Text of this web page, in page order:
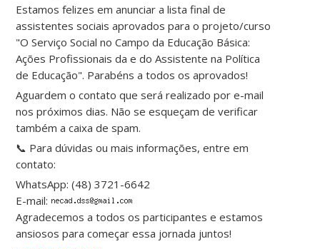
Estamos felizes em anunciar a lista final de
assistentes sociais aprovados para o projeto/curso
"O Serviço Social no Campo da Educação Básica:
Ações Profissionais da e do Assistente na Política
de Educação". Parabéns a todos os aprovados!
Aguardem o contato que será realizado por e-mail
nos próximos dias. Não se esqueçam de verificar
também a caixa de spam.
📞 Para dúvidas ou mais informações, entre em
contato:
WhatsApp: (48) 3721-6642
E-mail:
Agradecemos a todos os participantes e estamos
ansiosos para começar essa jornada juntos!